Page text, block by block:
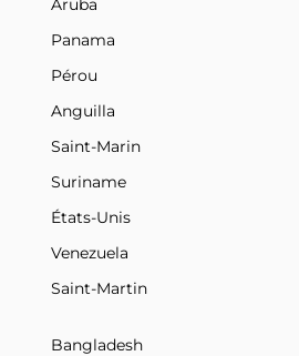
Panama
Pérou
Anguilla
Saint-Marin
Suriname
États-Unis
Venezuela
Saint-Martin
Bangladesh